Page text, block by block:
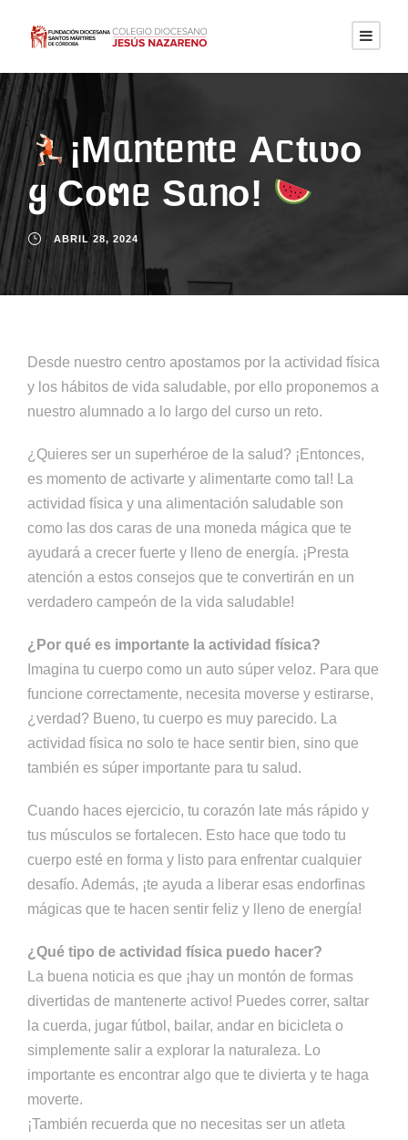
¡Mᥲᥒtᥱᥒtᥱ Aᥴtɩʋo
ყ Coຕᥱ Sᥲᥒo!
ABRIL 28, 2024
Desde nuestro centro apostamos por la actividad física
y los hábitos de vida saludable, por ello proponemos a
nuestro alumnado a lo largo del curso un reto.
¿Quieres ser un superhéroe de la salud? ¡Entonces,
es momento de activarte y alimentarte como tal! La
actividad física y una alimentación saludable son
como las dos caras de una moneda mágica que te
ayudará a crecer fuerte y lleno de energía. ¡Presta
atención a estos consejos que te convertirán en un
verdadero campeón de la vida saludable!
¿Por qué es importante la actividad física?
Imagina tu cuerpo como un auto súper veloz. Para que
funcione correctamente, necesita moverse y estirarse,
¿verdad? Bueno, tu cuerpo es muy parecido. La
actividad física no solo te hace sentir bien, sino que
también es súper importante para tu salud.
Cuando haces ejercicio, tu corazón late más rápido y
tus músculos se fortalecen. Esto hace que todo tu
cuerpo esté en forma y listo para enfrentar cualquier
desafío. Además, ¡te ayuda a liberar esas endorfinas
mágicas que te hacen sentir feliz y lleno de energía!
¿Qué tipo de actividad física puedo hacer?
La buena noticia es que ¡hay un montón de formas
divertidas de mantenerte activo! Puedes correr, saltar
la cuerda, jugar fútbol, bailar, andar en bicicleta o
simplemente salir a explorar la naturaleza. Lo
importante es encontrar algo que te divierta y te haga
moverte.
¡También recuerda que no necesitas ser un atleta